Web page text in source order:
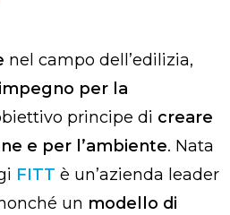
nel campo dell’edilizia,
per la
principe di creare
e per l’ambiente. Nata
FITT è un’azienda leader
un modello di